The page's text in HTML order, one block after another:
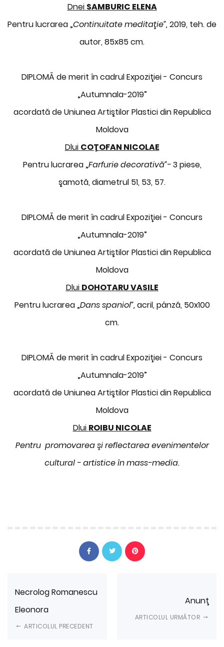
Dnei SAMBURIC ELENA
Pentru lucrarea „Continuitate meditaţie”, 2019, teh. de
autor, 85x85 cm.
DIPLOMĂ de merit în cadrul Expoziţiei - Concurs
„Autumnala-2019”
acordată de Uniunea Artiştilor Plastici din Republica
Moldova
Dlui COŢOFAN NICOLAE
Pentru lucrarea „Farfurie decorativă”-3 piese,
şamotă, diametrul 51, 53, 57.
DIPLOMĂ de merit în cadrul Expoziţiei - Concurs
„Autumnala-2019”
acordată de Uniunea Artiştilor Plastici din Republica
Moldova
Dlui DOHOTARU VASILE
Pentru lucrarea „Dans spaniol”, acril, pânză, 50x100
cm.
DIPLOMĂ de merit în cadrul Expoziţiei - Concurs
„Autumnala-2019”
acordată de Uniunea Artiştilor Plastici din Republica
Moldova
Dlui ROIBU NICOLAE
Pentru promovarea şi reflectarea evenimentelor
cultural - artistice în mass-media.
Necrolog Romanescu
Eleonora
ARTICOLUL PRECEDENT
Anunţ
ARTICOLUL URMĂTOR